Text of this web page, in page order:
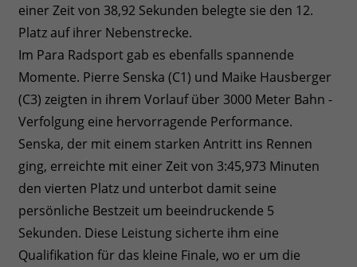
einer Zeit von 38,92 Sekunden belegte sie den 12.
Platz auf ihrer Nebenstrecke.
Im Para Radsport gab es ebenfalls spannende
Momente. Pierre Senska (C1) und Maike Hausberger
(C3) zeigten in ihrem Vorlauf über 3000 Meter Bahn -
Verfolgung eine hervorragende Performance.
Senska, der mit einem starken Antritt ins Rennen
ging, erreichte mit einer Zeit von 3:45,973 Minuten
den vierten Platz und unterbot damit seine
persönliche Bestzeit um beeindruckende 5
Sekunden. Diese Leistung sicherte ihm eine
Qualifikation für das kleine Finale, wo er um die